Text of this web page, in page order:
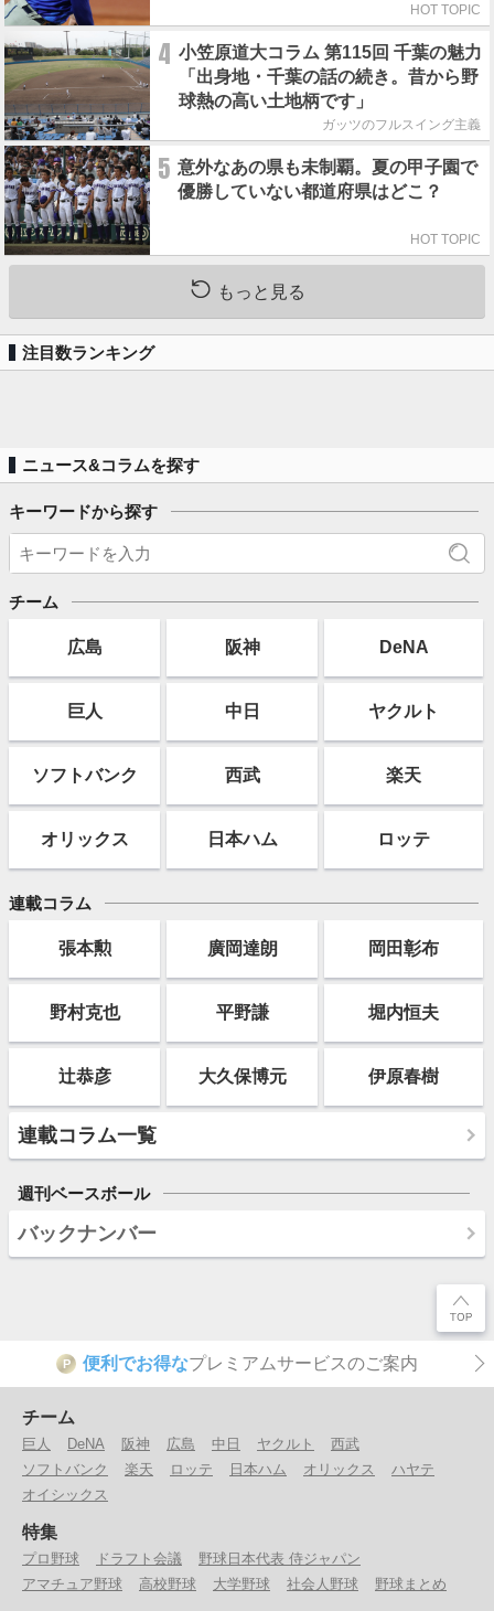
HOT TOPIC
4 小笠原道大コラム 第115回 千葉の魅力
「出身地・千葉の話の続き。昔から野
球熱の高い土地柄です」
ガッツのフルスイング主義
5 意外なあの県も未制覇。夏の甲子園で
優勝していない都道府県はどこ？
HOT TOPIC
もっと見る
注目数ランキング
ニュース&コラムを探す
キーワードから探す
チーム
広島 阪神 DeNA
巨人 中日 ヤクルト
ソフトバンク 西武 楽天
オリックス 日本ハム ロッテ
連載コラム
張本勲 廣岡達朗 岡田彰布
野村克也 平野謙 堀内恒夫
辻恭彦 大久保博元 伊原春樹
連載コラム一覧
週刊ベースボール
バックナンバー
P 便利でお得なプレミアムサービスのご案内
チーム
巨人 DeNA 阪神 広島 中日 ヤクルト
西武
ソフトバンク
楽天 ロッテ 日本ハム オリックス
ハヤテ
オイシックス
特集
プロ野球 ドラフト会議
野球日本代表 侍ジャパン
アマチュア野球
高校野球 大学野球 社会人野球 野球まとめ